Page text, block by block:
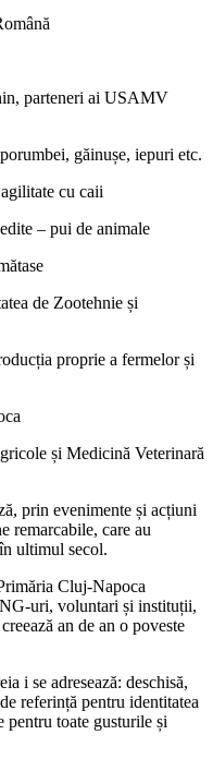
parteneri ai USAMV
găinușe, iepuri etc.
cu caii
– pui de animale
de Zootehnie și
proprie a fermelor și
și Medicină Veterinară
prin evenimente și acțiuni
remarcabile, care au
ultimul secol.
Cluj-Napoca
uri, voluntari și instituții,
an de an o poveste
i se adresează: deschisă,
referință pentru identitatea
toate gusturile și